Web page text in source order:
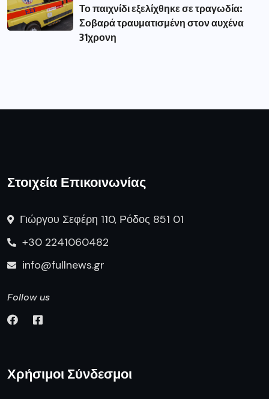
Το παιχνίδι εξελίχθηκε σε τραγωδία:
Σοβαρά τραυματισμένη στον αυχένα
31χρονη
Στοιχεία Επικοινωνίας
Γιώργου Σεφέρη 110, Ρόδος 851 01
+30 2241060482
info@fullnews.gr
Follow us
Χρήσιμοι Σύνδεσμοι